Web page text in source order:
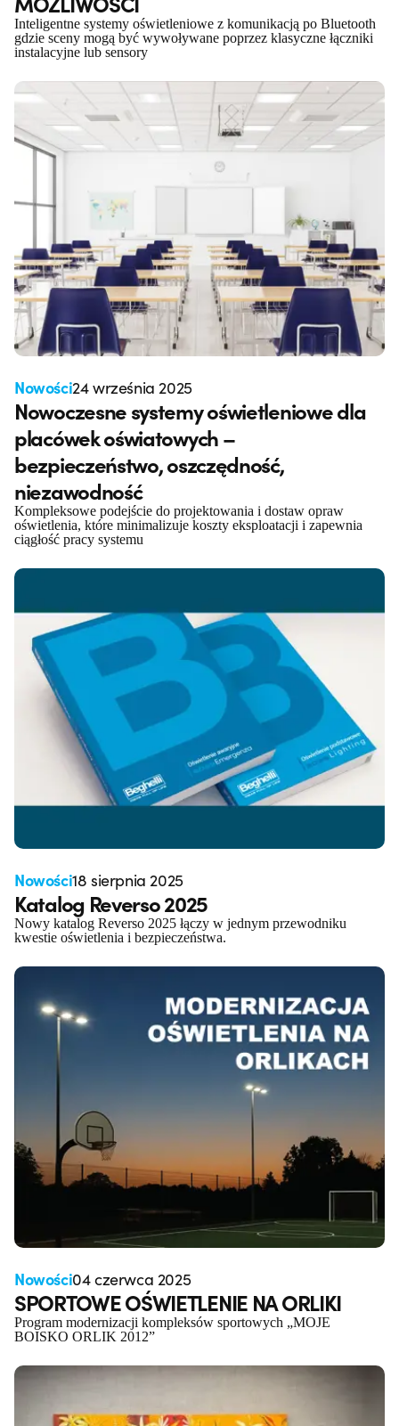
Inteligentne systemy oświetleniowe z komunikacją po Bluetooth
gdzie sceny mogą być wywoływane poprzez klasyczne łączniki
instalacyjne lub sensory
Nowości24 września 2025
Nowoczesne systemy oświetleniowe dla
placówek oświatowych –
bezpieczeństwo, oszczędność,
niezawodność
Kompleksowe podejście do projektowania i dostaw opraw
oświetlenia, które minimalizuje koszty eksploatacji i zapewnia
ciągłość pracy systemu
Nowości18 sierpnia 2025
Katalog Reverso 2025
Nowy katalog Reverso 2025 łączy w jednym przewodniku
kwestie oświetlenia i bezpieczeństwa.
Nowości04 czerwca 2025
SPORTOWE OŚWIETLENIE NA ORLIKI
Program modernizacji kompleksów sportowych „MOJE
BOISKO ORLIK 2012”